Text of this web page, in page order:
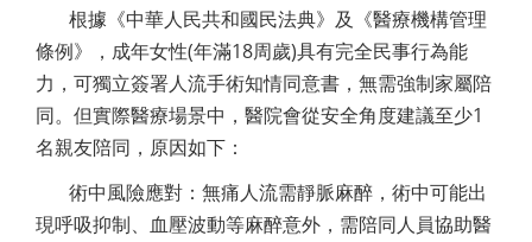
根據《中華人民共和國民法典》及《醫療機構管理
條例》，成年女性(年滿18周歲)具有完全民事行為能
力，可獨立簽署人流手術知情同意書，無需強制家屬陪
同。但實際醫療場景中，醫院會從安全角度建議至少1
名親友陪同，原因如下：
術中風險應對：無痛人流需靜脈麻醉，術中可能出
現呼吸抑制、血壓波動等麻醉意外，需陪同人員協助醫